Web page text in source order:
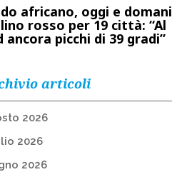
africano, oggi e domani
rosso per 19 città: “Al
ancora picchi di 39 gradi”
articoli
2026
2026
2026